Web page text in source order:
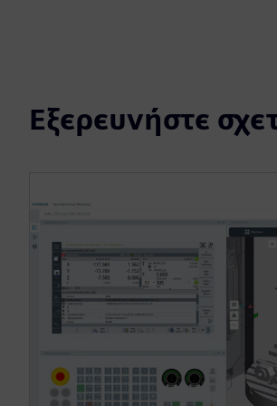
Εξερευνήστε